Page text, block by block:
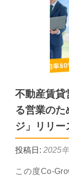
不動産賃貸
る営業の
ジ」リリー
投稿日: 2025
この度Co-